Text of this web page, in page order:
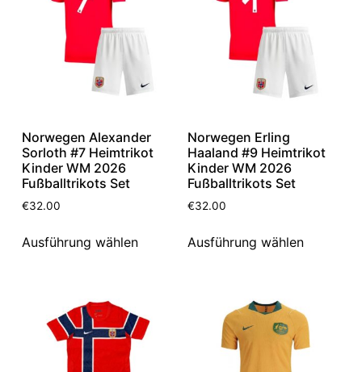
Norwegen Alexander
Sorloth #7 Heimtrikot
Kinder WM 2026
Fußballtrikots Set
€32.00
Ausführung wählen
Norwegen Erling
Haaland #9 Heimtrikot
Kinder WM 2026
Fußballtrikots Set
€32.00
Ausführung wählen